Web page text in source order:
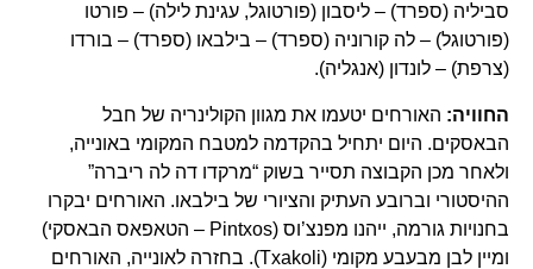
סביליה (ספרד) – ליסבון (פורטוגל, עגינת לילה) – פורטו
(פורטוגל) – לה קורוניה (ספרד) – בילבאו (ספרד) – בורדו
(צרפת) – לונדון (אנגליה).
החוויה: האורחים יטעמו את מגוון הקולינריה של חבל
הבאסקים. היום יתחיל בהקדמה למטבח המקומי באונייה,
ולאחר מכן הקבוצה תסייר בשוק “מרקדו דה לה ריברה”
ההיסטורי וברובע העתיק והציורי של בילבאו. האורחים יבקרו
בחנויות גורמה, ייהנו מפנצ’וס (Pintxos – הטאפאס הבאסקי)
ומיין לבן מבעבע מקומי (Txakoli). בחזרה לאונייה, האורחים